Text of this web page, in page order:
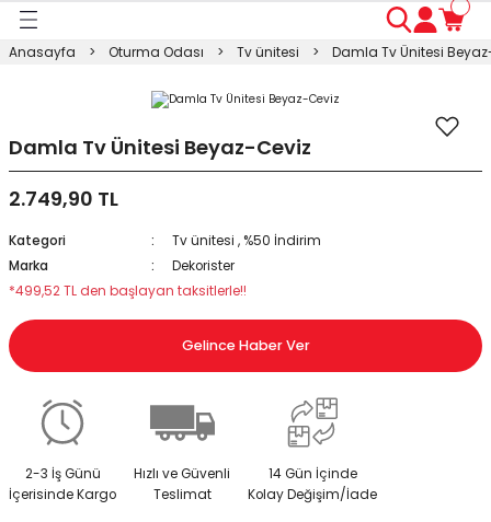
Masası
Dolabı
Anasayfa Oturma Odası Tv ünitesi Damla Tv Ünitesi
Damla Tv Ünitesi Beyaz-Ceviz
2.749,90 TL
Kategori Tv ünitesi , %50 İndirim
Marka
Dekorister
*499,52 TL den başlayan taksitlerle!!
Gelince Haber Ver
2-3 İş Günü
İçerisinde Kargo
Hızlı ve Güvenli
Teslimat
14 Gün İçinde
Kolay Değişim/İade